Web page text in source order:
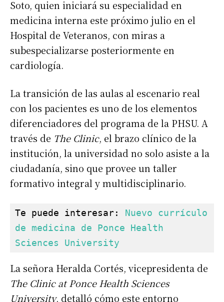
Soto, quien iniciará su especialidad en
medicina interna este próximo julio en el
Hospital de Veteranos, con miras a
subespecializarse posteriormente en
cardiología.
La transición de las aulas al escenario real
con los pacientes es uno de los elementos
diferenciadores del programa de la PHSU. A
través de The Clinic, el brazo clínico de la
institución, la universidad no solo asiste a la
ciudadanía, sino que provee un taller
formativo integral y multidisciplinario.
Te puede interesar: Nuevo currículo
de medicina de Ponce Health
Sciences University
La señora Heralda Cortés, vicepresidenta de
The Clinic at Ponce Health Sciences
University, detalló cómo este entorno